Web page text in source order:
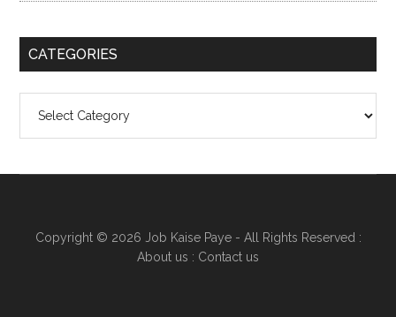
CATEGORIES
Copyright © 2026 Job Kaise Paye- All Rights Reserved :
About us : Contact us